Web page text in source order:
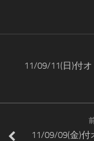
11/09/11(日)付
11/09/09(金)付